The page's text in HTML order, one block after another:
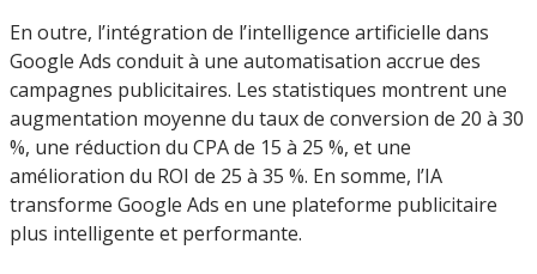
En outre, l’intégration de l’intelligence artificielle dans
Google Ads conduit à une automatisation accrue des
campagnes publicitaires. Les statistiques montrent une
augmentation moyenne du taux de conversion de 20 à 30
%, une réduction du CPA de 15 à 25 %, et une
amélioration du ROI de 25 à 35 %. En somme, l’IA
transforme Google Ads en une plateforme publicitaire
plus intelligente et performante.